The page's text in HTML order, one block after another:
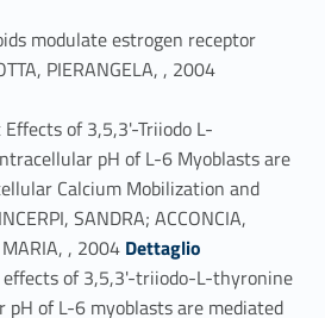
modulate estrogen receptor
PIERANGELA, , 2004 Link identifier #identifier_person_8915-113
of 3,5,3'-Triiodo L-
pH of L-6 Myoblasts are
Calcium Mobilization and
SANDRA; ACCONCIA,
, 2004 Link identifier #identifier_person_174093-114
Dettaglio
effects of 3,5,3'-triiodo-L-thyronine
of L-6 myoblasts are mediated